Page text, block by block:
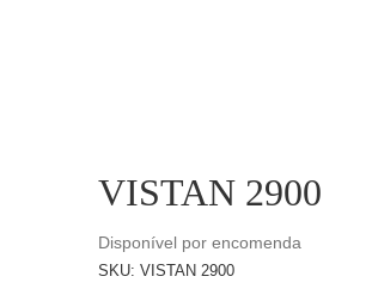
VISTAN 2900
Disponível por encomenda
SKU:VISTAN 2900